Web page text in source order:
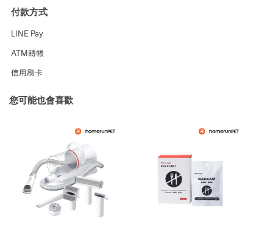
付款方式
LINE Pay
ATM轉帳
信用刷卡
您可能也會喜歡